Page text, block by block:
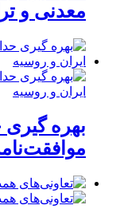
معدنی و
بهره